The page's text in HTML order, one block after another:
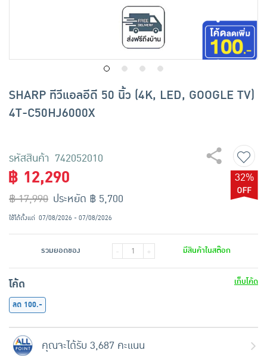
SHARP ทีวีแอลอีดี 50 นิ้ว (4K, LED, GOOGLE TV)
4T-C50HJ6000X
รหัสสินค้า 742052010
฿ 12,290
฿ 17,990
32%
ประหยัด ฿ 5,700
ใช้ได้ตั้งแต่ 07/08/2026 - 07/08/2026
รวมยอดของ - + มีสินค้าในสต๊อก
โค้ด
เก็บโค้ด
ลด 100.-
คุณจะได้รับ 3,687 คะแนน